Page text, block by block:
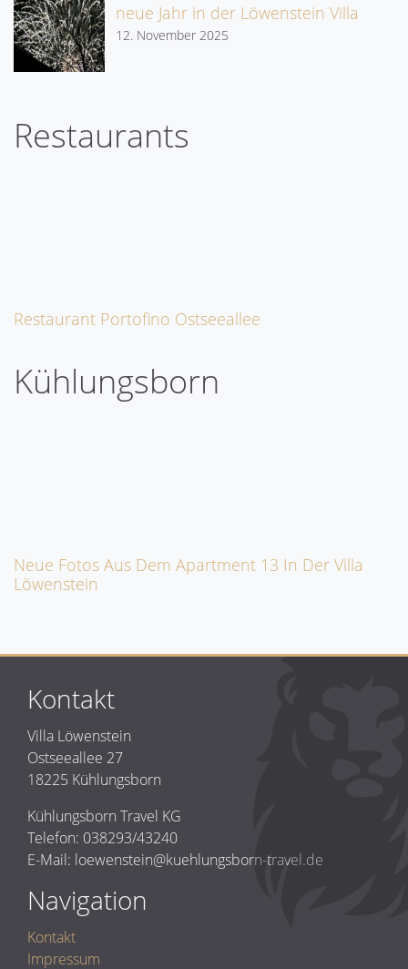
neue Jahr in der Löwenstein Villa
12. November 2025
Restaurants
Restaurant Portofino Ostseeallee
Kühlungsborn
Neue Fotos Aus Dem Apartment 13 In Der Villa
Löwenstein
Kontakt
Villa Löwenstein
Ostseeallee 27
18225 Kühlungsborn
Kühlungsborn Travel KG
Telefon: 038293/43240
E-Mail: loewenstein@kuehlungsborn-travel.de
Navigation
Kontakt
Impressum